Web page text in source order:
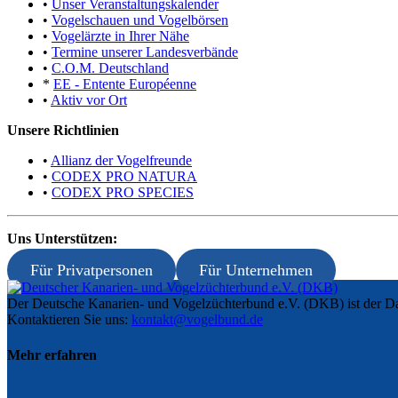
• Unser Veranstaltungskalender
• Vogelschauen und Vogelbörsen
• Vogelärzte in Ihrer Nähe
• Termine unserer Landesverbände
• C.O.M. Deutschland
* EE - Entente Européenne
• Aktiv vor Ort
Unsere Richtlinien
• Allianz der Vogelfreunde
• CODEX PRO NATURA
• CODEX PRO SPECIES
Uns Unterstützen:
Für Privatpersonen Für Unternehmen
Der Deutsche Kanarien- und Vogelzüchterbund e.V. (DKB) ist der
Kontaktieren Sie uns: kontakt@vogelbund.de
Mehr erfahren